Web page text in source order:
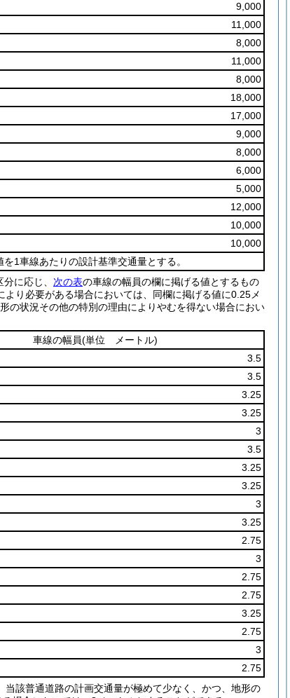
9,000
11,000
8,000
11,000
8,000
18,000
17,000
9,000
8,000
6,000
5,000
12,000
10,000
10,000
1車線あたりの設計基準交通量とする。
に応じ、 次の表の車線の幅員の欄に掲げる値とするもの
り必要がある場合においては、同欄に掲げる値に0.25メ
の状況その他の特別の理由によりやむを得ない場合におい
車線の幅員(単位 メートル)
3.5
3.5
3.25
3.25
3
3.5
3.25
3.25
3
3.25
2.75
3
2.75
2.75
3.25
2.75
3
2.75
当該普通道路の計画交通量が極めて少なく、かつ、地形の